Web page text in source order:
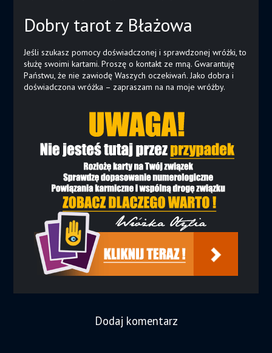
Dobry tarot z Błażowa
Jeśli szukasz pomocy doświadczonej i sprawdzonej wróżki, to
służę swoimi kartami. Proszę o kontakt ze mną. Gwarantuję
Państwu, że nie zawiodę Waszych oczekiwań. Jako dobra i
doświadczona wróżka – zapraszam na na moje wróżby.
Dodaj komentarz